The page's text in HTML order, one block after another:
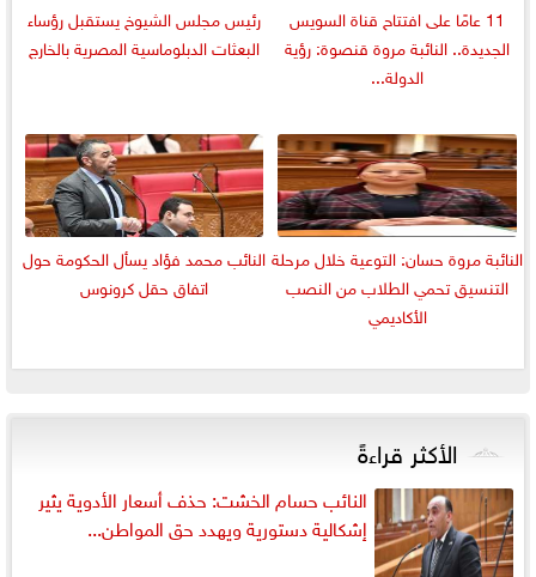
11 عامًا على افتتاح قناة السويس
الجديدة.. النائبة مروة قنصوة: رؤية
الدولة...
رئيس مجلس الشيوخ يستقبل رؤساء
البعثات الدبلوماسية المصرية بالخارج
النائبة مروة حسان: التوعية خلال مرحلة
التنسيق تحمي الطلاب من النصب
الأكاديمي
النائب محمد فؤاد يسأل الحكومة حول
اتفاق حقل كرونوس
الأكثر قراءةً
النائب حسام الخشت: حذف أسعار الأدوية يثير
إشكالية دستورية ويهدد حق المواطن...